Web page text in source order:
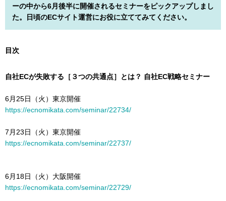
ーの中から6月後半に開催されるセミナーをピックアップしまし
た。日頃のECサイト運営にお役に立ててみてください。
目次
自社ECが失敗する［３つの共通点］とは？ 自社EC戦略セミナー
6月25日（火）東京開催
https://ecnomikata.com/seminar/22734/
7月23日（火）東京開催
https://ecnomikata.com/seminar/22737/
6月18日（火）大阪開催
https://ecnomikata.com/seminar/22729/